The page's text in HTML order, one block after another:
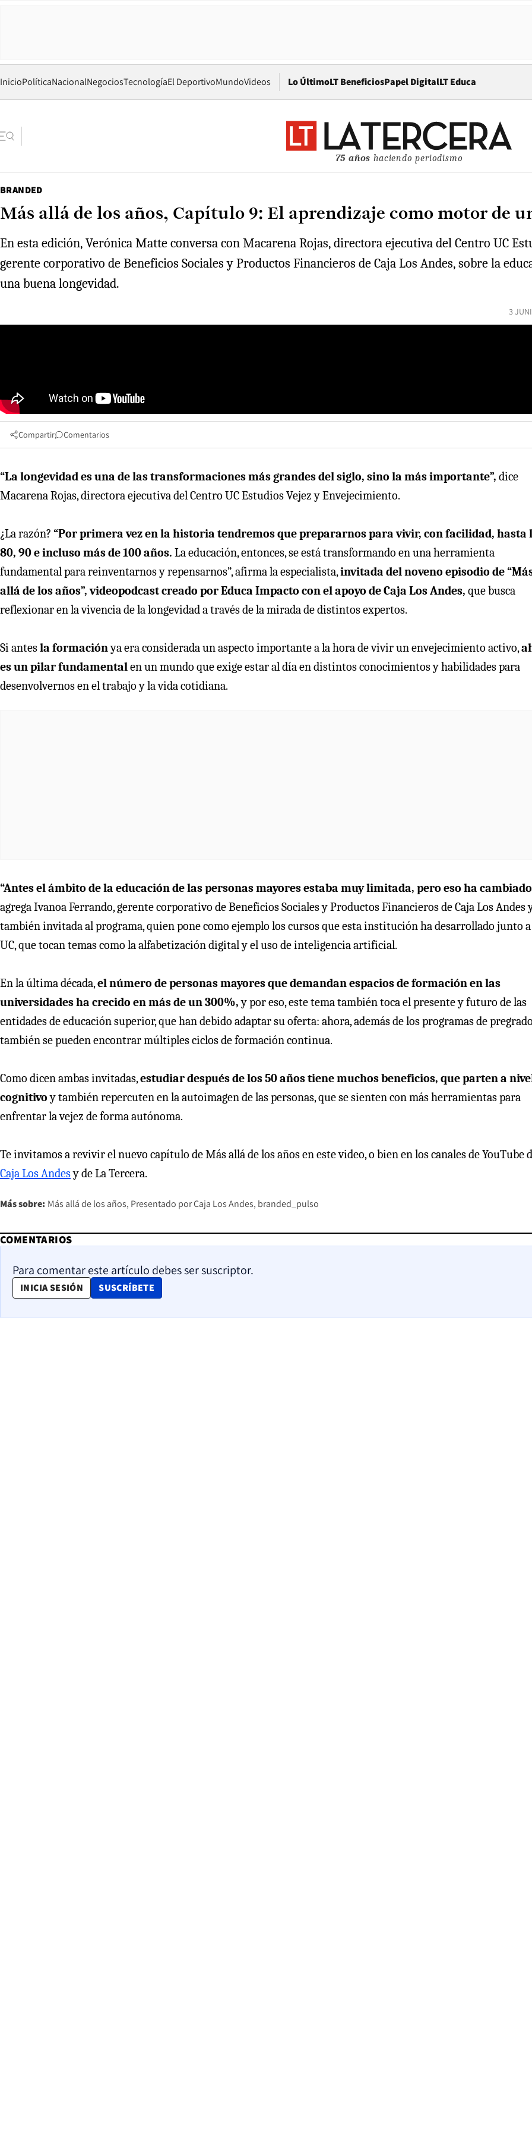
InicioPolíticaNacionalNegociosTecnologíaEl DeportivoMundoVideos Lo ÚltimoLT BeneficiosPapel DigitalOpens in new window
LT Educa
75 años haciendo periodismo
BRANDED
Más allá de los años, Capítulo 9: El aprendizaje como motor de
En esta edición, Verónica Matte conversa con Macarena Rojas, directora ejecutiva del Centro UC
gerente corporativo de Beneficios Sociales y Productos Financieros de Caja Los Andes, sobre la
una buena longevidad.
3
Compartir Comentarios
“La longevidad es una de las transformaciones más grandes del siglo, sino la más importante”, dice
Macarena Rojas, directora ejecutiva del Centro UC Estudios Vejez y Envejecimiento.
¿La razón? “Por primera vez en la historia tendremos que prepararnos para vivir, con facilidad, hasta
80, 90 e incluso más de 100 años. La educación, entonces, se está transformando en una herramienta
fundamental para reinventarnos y repensarnos”, afirma la especialista,invitada del noveno episodio de
allá de los años”, videopodcast creado por Educa Impacto con el apoyo de Caja Los Andes, que busca
reflexionar en la vivencia de la longevidad a través de la mirada de distintos expertos.
Si antesla formaciónya era considerada un aspecto importante a la hora de vivir un envejecimiento activo,
es un pilar fundamentalen un mundo que exige estar al día en distintos conocimientos y habilidades para
desenvolvernos en el trabajo y la vida cotidiana.
“Antes el ámbito de la educación de las personas mayores estaba muy limitada, pero eso ha
agrega Ivanoa Ferrando, gerente corporativo de Beneficios Sociales y Productos Financieros de Caja Los Andes
también invitada al programa, quien pone como ejemplo los cursos que esta institución ha desarrollado junto
UC, que tocan temas como la alfabetización digital y el uso de inteligencia artificial.
En la última década,el número de personas mayores que demandan espacios de formación en las
universidades ha crecido en más de un 300%,y por eso, este tema también toca el presente y futuro de las
entidades de educación superior, que han debido adaptar su oferta: ahora, además de los programas de pregrado
también se pueden encontrar múltiples ciclos de formación continua.
Como dicen ambas invitadas,estudiar después de los 50 años tiene muchos beneficios, que parten a
cognitivoy también repercuten en la autoimagen de las personas, que se sienten con más herramientas para
enfrentar la vejez de forma autónoma.
Te invitamos a revivir el nuevo capítulo de Más allá de los años en este video, o bien en los canales de YouTube
Caja Los Andesy de La Tercera.
Más sobre: Más allá de los años Presentado por Caja Los Andes branded_pulso
COMENTARIOS
Para comentar este artículo debes ser suscriptor.
INICIA SESIÓN SUSCRÍBETE
OPENS IN NEW WINDOW